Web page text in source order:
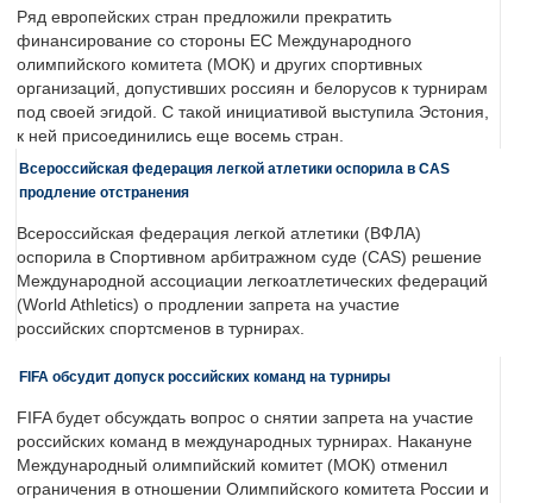
Ряд европейских стран предложили прекратить
финансирование со стороны ЕС Международного
олимпийского комитета (МОК) и других спортивных
организаций, допустивших россиян и белорусов к турнирам
под своей эгидой. С такой инициативой выступила Эстония,
к ней присоединились еще восемь стран.
Всероссийская федерация легкой атлетики оспорила в CAS
продление отстранения
Всероссийская федерация легкой атлетики (ВФЛА)
оспорила в Спортивном арбитражном суде (CAS) решение
Международной ассоциации легкоатлетических федераций
(World Athletics) о продлении запрета на участие
российских спортсменов в турнирах.
FIFA обсудит допуск российских команд на турниры
FIFA будет обсуждать вопрос о снятии запрета на участие
российских команд в международных турнирах. Накануне
Международный олимпийский комитет (МОК) отменил
ограничения в отношении Олимпийского комитета России и